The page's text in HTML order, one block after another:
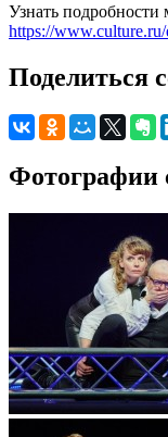
Узнать подробности
https://www.culture.ru/
Поделиться
Фотографии